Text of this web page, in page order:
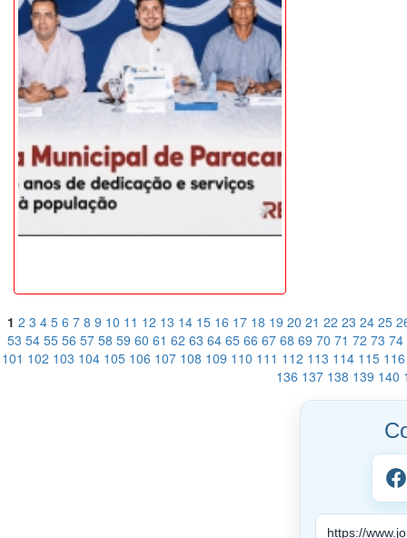
1 2 3 4 5 6 7 8 9 10 11 12 13 14 15 16 17 18 19 20 21 22 23 24 25
53 54 55 56 57 58 59 60 61 62 63 64 65 66 67 68 69 70 71 72 73 74
101 102 103 104 105 106 107 108 109 110 111 112 113 114 115 116
136 137 138 139 140